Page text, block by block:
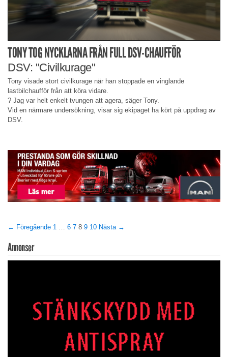
TONY TOG NYCKLARNA FRÅN FULL DSV-CHAUFFÖR
DSV: "Civilkurage"
Tony visade stort civilkurage när han stoppade en vinglande
lastbilchaufför från att köra vidare.
? Jag var helt enkelt tvungen att agera, säger Tony.
Vid en närmare undersökning, visar sig ekipaget ha kört på uppdrag av
DSV.
← Föregående 1 … 6 7 8 9 10 Nästa →
Annonser